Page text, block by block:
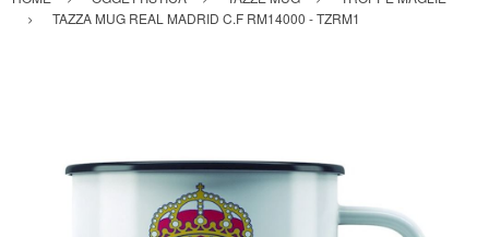
TAZZA MUG REAL MADRID C.F RM14000 - TZRM1